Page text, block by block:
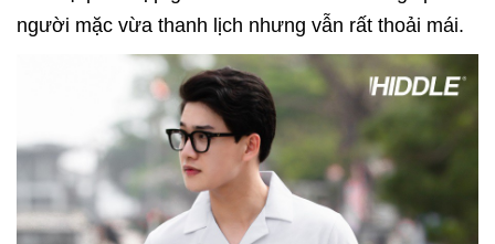
người mặc vừa thanh lịch nhưng vẫn rất thoải mái.